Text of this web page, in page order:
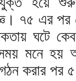
৭৫ এর পর
ঘটে
মনে হয়
করার পর ৫